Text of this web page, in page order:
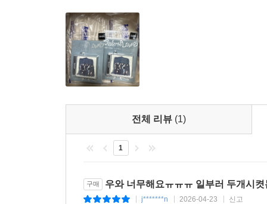
전체 리뷰 (1)
1
구매 우와 너무해요ㅠㅠㅠ 일부러 두개시켯
j*******n 2026-04-23 신고